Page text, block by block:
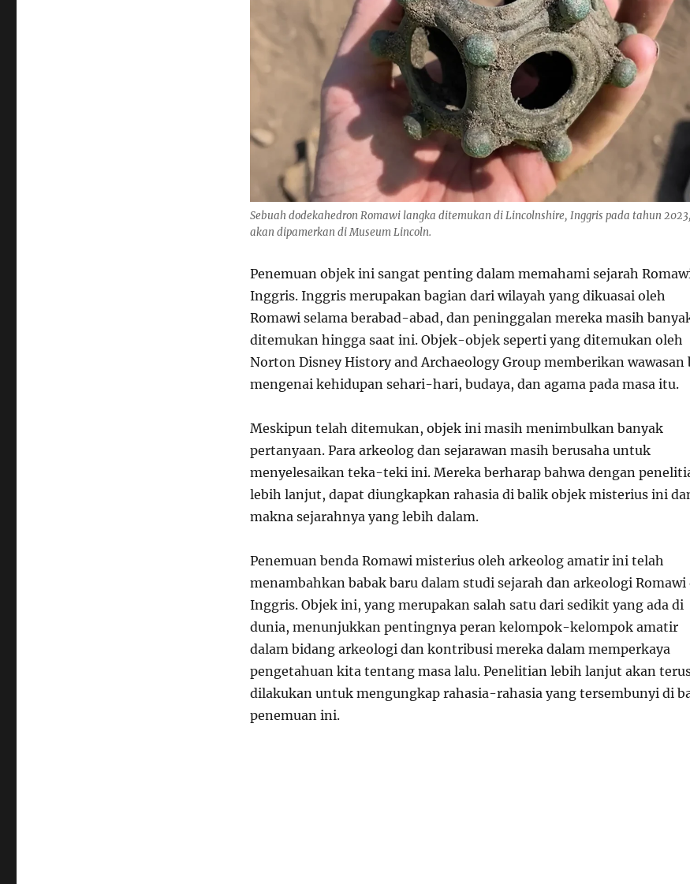
Sebuah dodekahedron Romawi langka ditemukan di Lincolnshire, Inggris pada tahun
akan dipamerkan di Museum Lincoln.
Penemuan objek ini sangat penting dalam memahami sejarah
Inggris. Inggris merupakan bagian dari wilayah yang dikuasai oleh
Romawi selama berabad-abad, dan peninggalan mereka masih
ditemukan hingga saat ini. Objek-objek seperti yang ditemukan oleh
Norton Disney History and Archaeology Group memberikan wawasan
mengenai kehidupan sehari-hari, budaya, dan agama pada masa itu.
Meskipun telah ditemukan, objek ini masih menimbulkan banyak
pertanyaan. Para arkeolog dan sejarawan masih berusaha untuk
menyelesaikan teka-teki ini. Mereka berharap bahwa dengan
lebih lanjut, dapat diungkapkan rahasia di balik objek misterius ini
makna sejarahnya yang lebih dalam.
Penemuan benda Romawi misterius oleh arkeolog amatir ini telah
menambahkan babak baru dalam studi sejarah dan arkeologi Romawi
Inggris. Objek ini, yang merupakan salah satu dari sedikit yang ada di
dunia, menunjukkan pentingnya peran kelompok-kelompok amatir
dalam bidang arkeologi dan kontribusi mereka dalam memperkaya
pengetahuan kita tentang masa lalu. Penelitian lebih lanjut akan
dilakukan untuk mengungkap rahasia-rahasia yang tersembunyi di
penemuan ini.